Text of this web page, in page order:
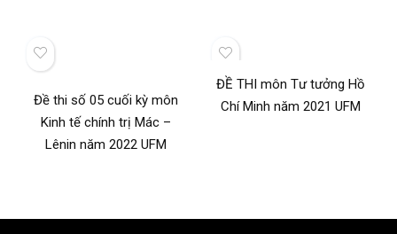
Đề thi số 05 cuối kỳ môn
Kinh tế chính trị Mác –
Lênin năm 2022 UFM
ĐỀ THI môn Tư tưởng Hồ
Chí Minh năm 2021 UFM